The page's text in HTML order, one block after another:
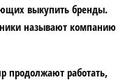
выкупить бренды.
называют компанию
продолжают работать,